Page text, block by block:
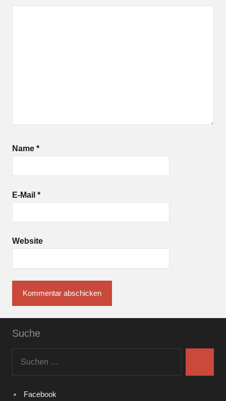
Name *
E-Mail *
Website
Suche
nach:
Facebook